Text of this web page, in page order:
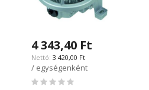
4 343,40 Ft
3 420,00 Ft
/ egységenként
Rating: